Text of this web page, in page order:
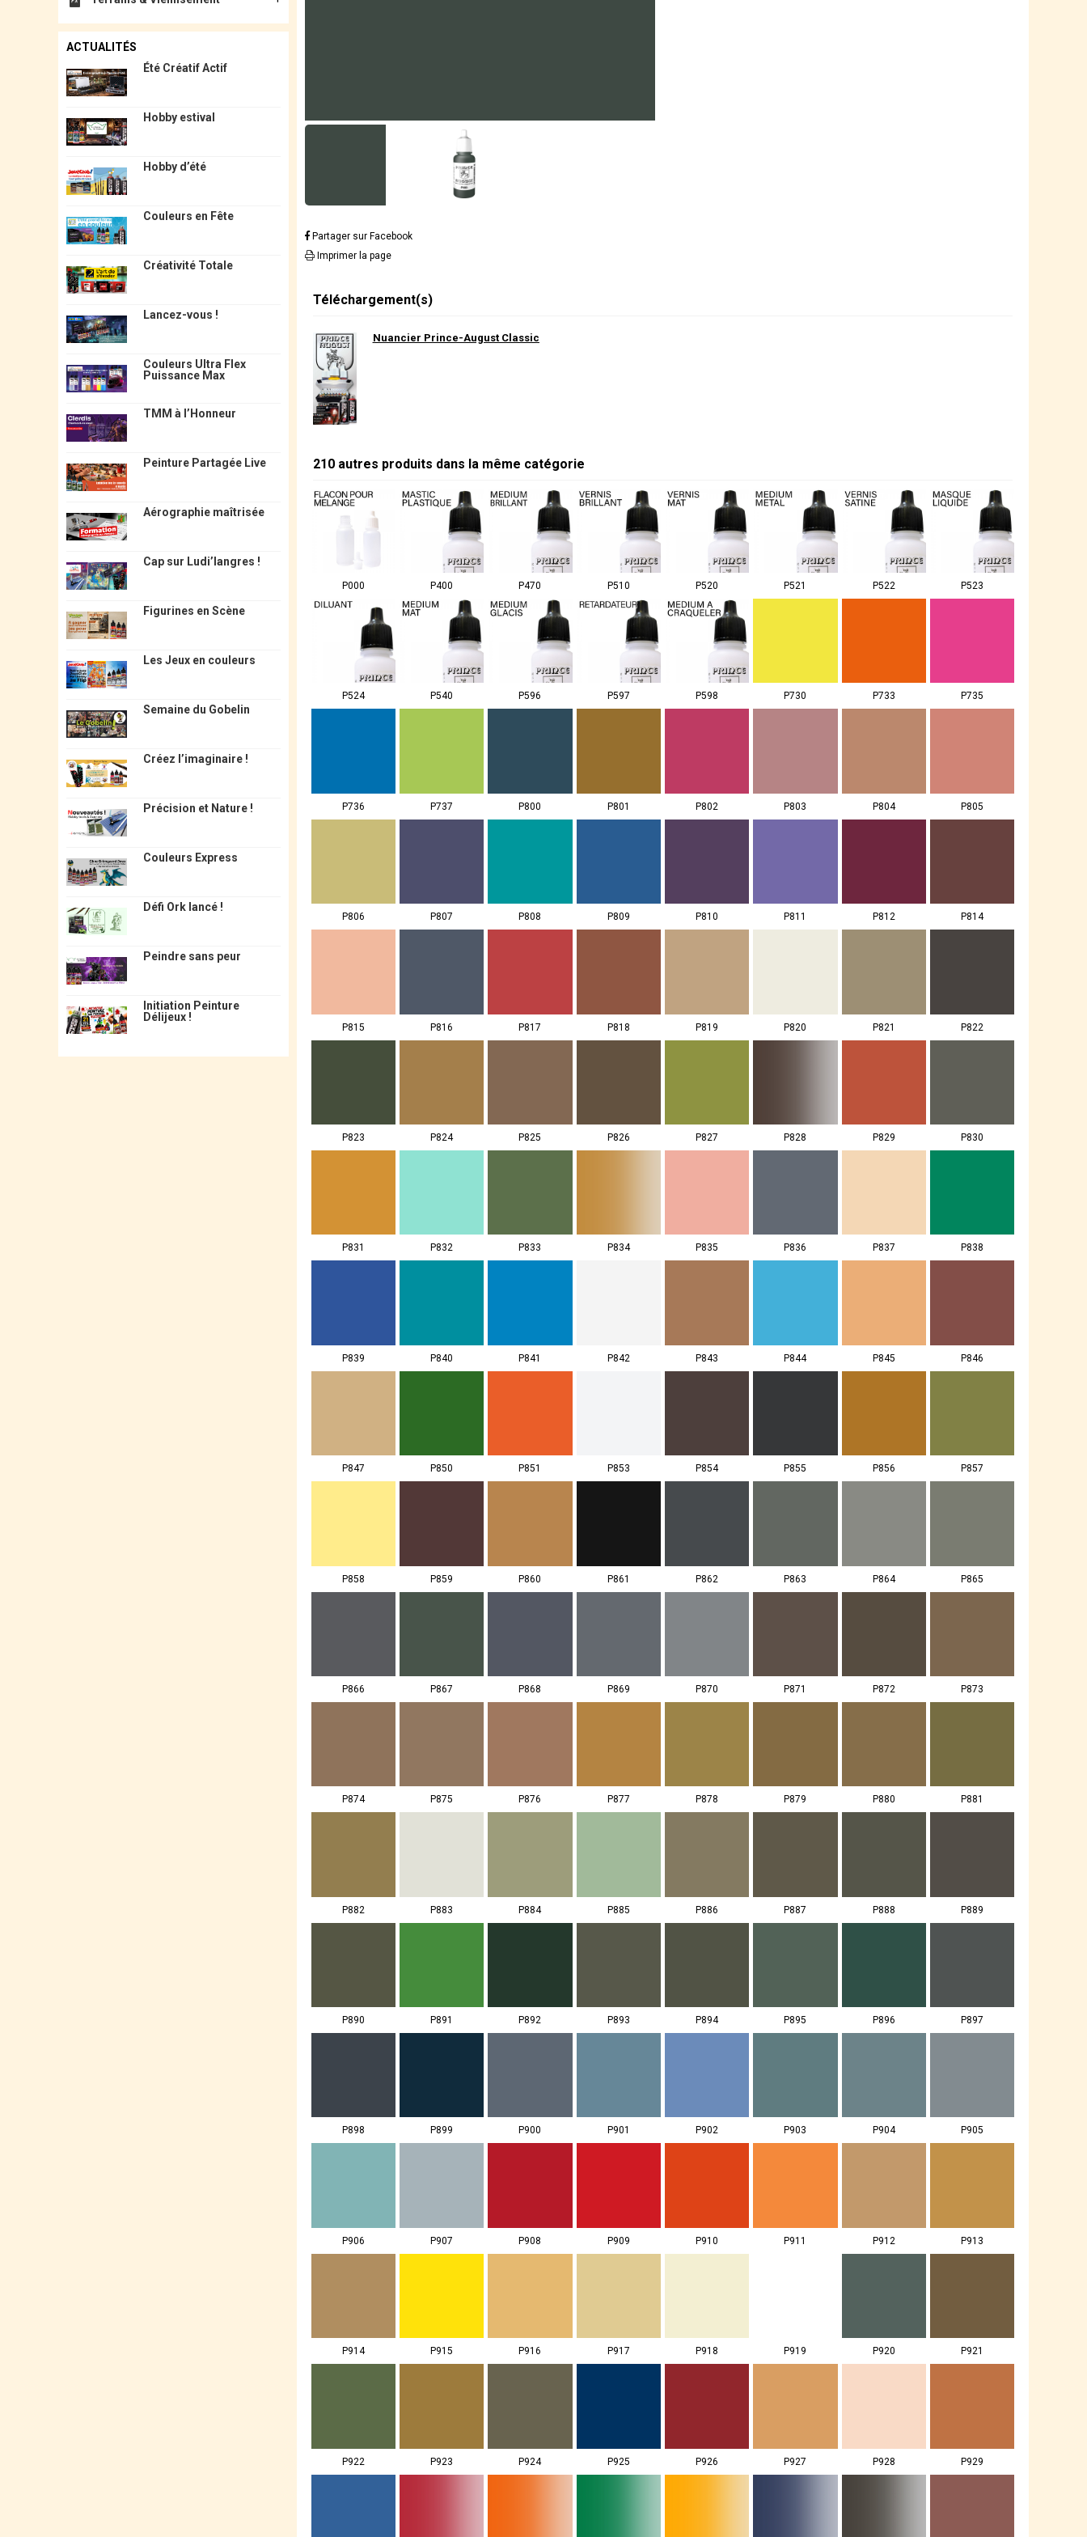
ACTUALITÉS
Été Créatif Actif
Hobby estival
Hobby d’été
Couleurs en Fête
Créativité Totale
Lancez-vous !
Couleurs Ultra Flex
Puissance Max
TMM à l’Honneur
Peinture Partagée Live
Aérographie maîtrisée
Cap sur Ludi’langres !
Figurines en Scène
Les Jeux en couleurs
Semaine du Gobelin
Créez l’imaginaire !
Précision et Nature !
Couleurs Express
Défi Ork lancé !
Peindre sans peur
Initiation Peinture
Délijeux !
Partager sur Facebook
Imprimer la page
Téléchargement(s)
Nuancier Prince-August Classic
210 autres produits dans la même catégorie
P000 P400 P470 P510 P520 P521 P522 P523
P524 P540 P596 P597 P598 P730 P733 P735
P736 P737 P800 P801 P802 P803 P804 P805
P806 P807 P808 P809 P810 P811 P812 P814
P815 P816 P817 P818 P819 P820 P821 P822
P823 P824 P825 P826 P827 P828 P829 P830
P831 P832 P833 P834 P835 P836 P837 P838
P839 P840 P841 P842 P843 P844 P845 P846
P847 P850 P851 P853 P854 P855 P856 P857
P858 P859 P860 P861 P862 P863 P864 P865
P866 P867 P868 P869 P870 P871 P872 P873
P874 P875 P876 P877 P878 P879 P880 P881
P882 P883 P884 P885 P886 P887 P888 P889
P890 P891 P892 P893 P894 P895 P896 P897
P898 P899 P900 P901 P902 P903 P904 P905
P906 P907 P908 P909 P910 P911 P912 P913
P914 P915 P916 P917 P918 P919 P920 P921
P922 P923 P924 P925 P926 P927 P928 P929